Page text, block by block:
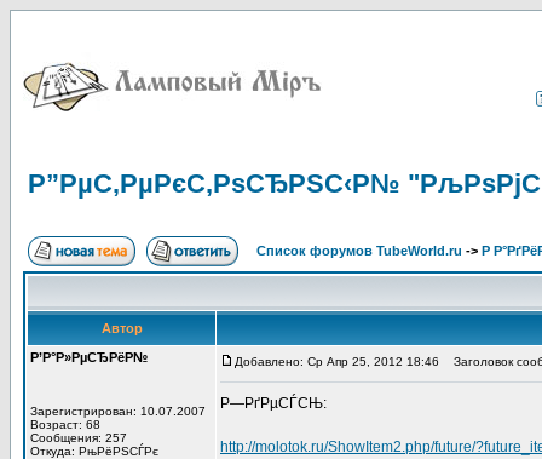
Р”РµС‚РµРєС‚РѕСЂРЅС‹Р№
Список форумов TubeWorld.ru -> Р
Автор
Р’Р°Р»РµСЂРёР№
Зарегистрирован: 10.07.2007
Возраст: 68
Сообщения: 257
Откуда: РњРёРЅСЃРє
Добавлено: Ср Апр 25, 2012 18:46 Заголовок
Р—РґРµСЃСЊ:
http://molotok.ru/ShowItem2.php/future/